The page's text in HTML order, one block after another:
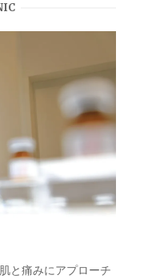
と痛みにアプローチ